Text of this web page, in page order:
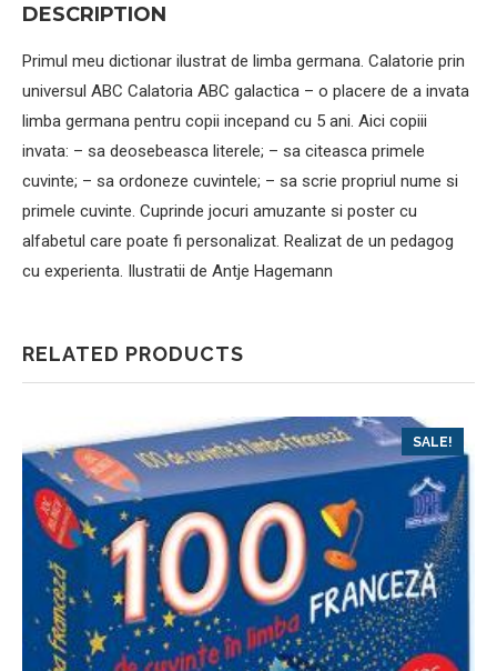
DESCRIPTION
Primul meu dictionar ilustrat de limba germana. Calatorie prin
universul ABC Calatoria ABC galactica – o placere de a invata
limba germana pentru copii incepand cu 5 ani. Aici copiii
invata: – sa deosebeasca literele; – sa citeasca primele
cuvinte; – sa ordoneze cuvintele; – sa scrie propriul nume si
primele cuvinte. Cuprinde jocuri amuzante si poster cu
alfabetul care poate fi personalizat. Realizat de un pedagog
cu experienta. Ilustratii de Antje Hagemann
RELATED PRODUCTS
SALE!